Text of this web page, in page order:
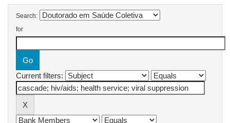
Search:
for
Current filters: